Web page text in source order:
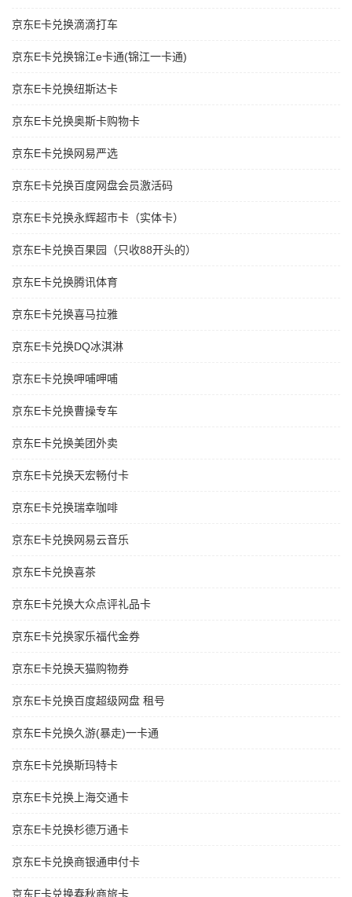
京东E卡兑换滴滴打车
京东E卡兑换锦江e卡通(锦江一卡通)
京东E卡兑换纽斯达卡
京东E卡兑换奥斯卡购物卡
京东E卡兑换网易严选
京东E卡兑换百度网盘会员激活码
京东E卡兑换永辉超市卡（实体卡）
京东E卡兑换百果园（只收88开头的）
京东E卡兑换腾讯体育
京东E卡兑换喜马拉雅
京东E卡兑换DQ冰淇淋
京东E卡兑换呷哺呷哺
京东E卡兑换曹操专车
京东E卡兑换美团外卖
京东E卡兑换天宏畅付卡
京东E卡兑换瑞幸咖啡
京东E卡兑换网易云音乐
京东E卡兑换喜茶
京东E卡兑换大众点评礼品卡
京东E卡兑换家乐福代金券
京东E卡兑换天猫购物券
京东E卡兑换百度超级网盘 租号
京东E卡兑换久游(暴走)一卡通
京东E卡兑换斯玛特卡
京东E卡兑换上海交通卡
京东E卡兑换杉德万通卡
京东E卡兑换商银通申付卡
京东E卡兑换春秋商旅卡